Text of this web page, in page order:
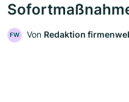
FW Von Redaktion